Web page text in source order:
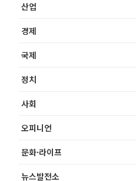
산업
경제
국제
정치
사회
오피니언
문화·라이프
뉴스발전소